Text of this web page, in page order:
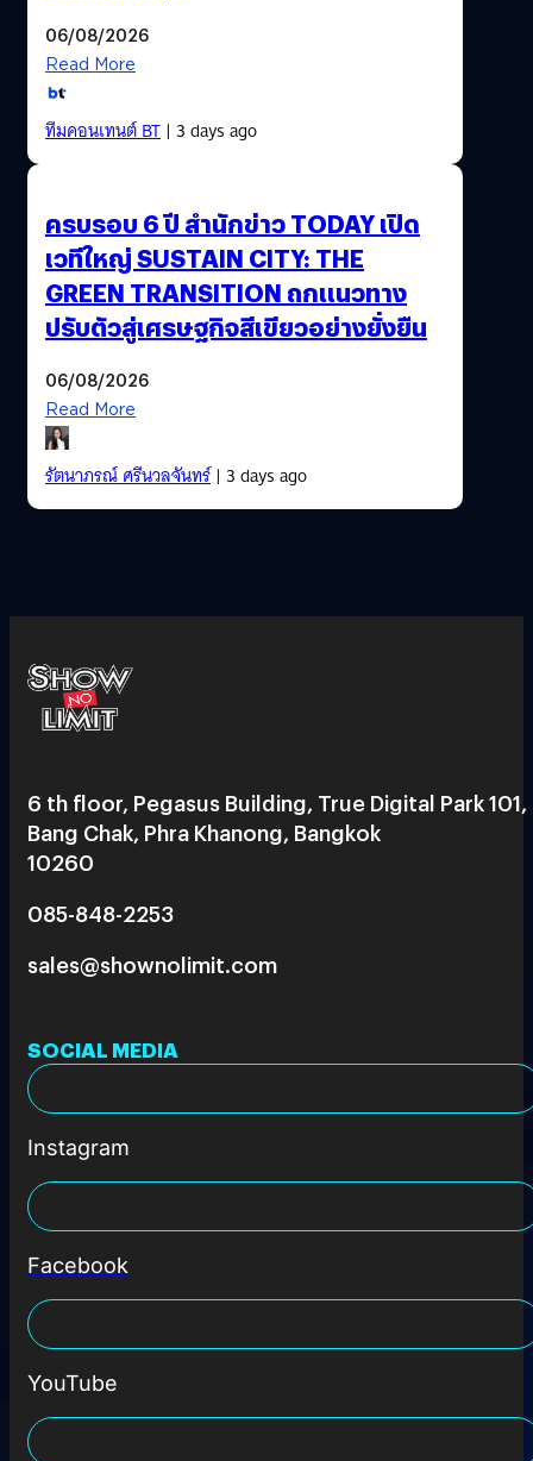
06/08/2026
Read More
ทีมคอนเทนต์ BT| 3 days ago
ครบรอบ 6 ปี สำนักข่าว TODAY เปิด
เวทีใหญ่ SUSTAIN CITY: THE
GREEN TRANSITION ถกแนวทาง
ปรับตัวสู่เศรษฐกิจสีเขียวอย่างยั่งยืน
06/08/2026
Read More
รัตนาภรณ์ ศรีนวลจันทร์| 3 days ago
6 th floor, Pegasus Building, True Digital Park 101,
Bang Chak, Phra Khanong, Bangkok
10260
085-848-2253
sales@shownolimit.com
SOCIAL MEDIA
Instagram
Facebook
YouTube